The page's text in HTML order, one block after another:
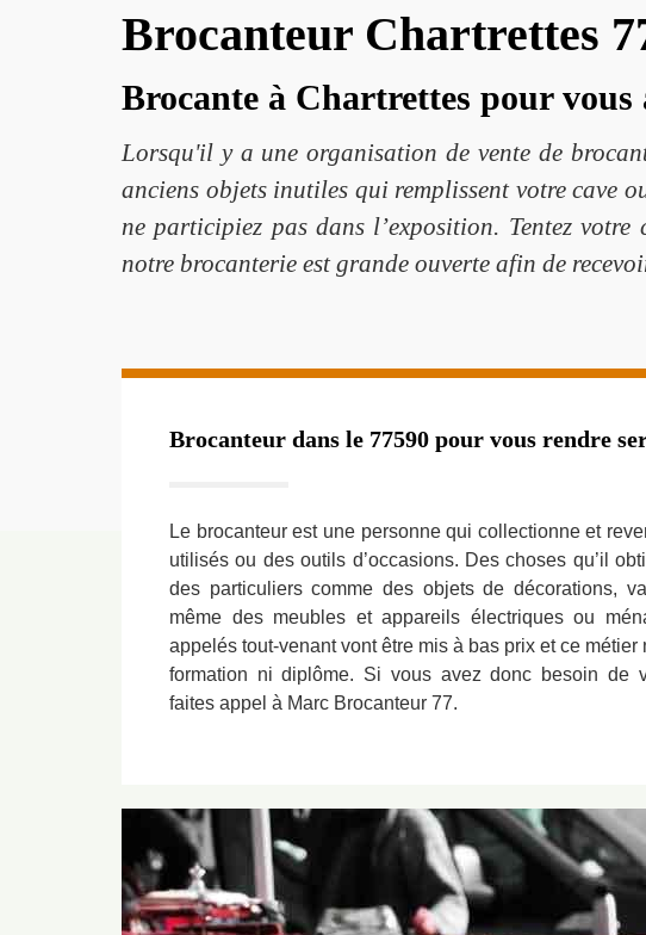
Brocanteur Chartrettes
Brocante à Chartrettes pour vous
Lorsqu'il y a une organisation de vente de
anciens objets inutiles qui remplissent votre cave
ne participiez pas dans l’exposition. Tentez
notre brocanterie est grande ouverte afin de
Brocanteur dans le 77590 pour vous rendre
Le brocanteur est une personne qui collectionne et
utilisés ou des outils d’occasions. Des choses qu’il
des particuliers comme des objets de décorations,
même des meubles et appareils électriques ou
appelés tout-venant vont être mis à bas prix et ce métier
formation ni diplôme. Si vous avez donc besoin de
faites appel à Marc Brocanteur 77.